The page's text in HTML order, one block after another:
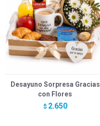
Desayuno Sorpresa Gracias
con Flores
$ 2.650